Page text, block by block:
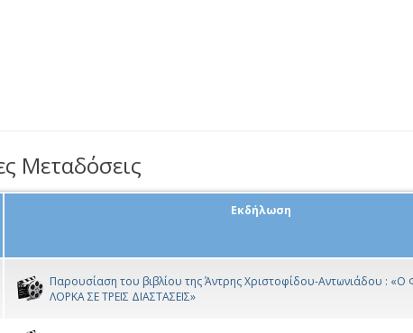
Μεταδόσεις
Εκδήλωση
Παρουσίαση του βιβλίου της Άντρης Χριστοφίδου-Αντωνιάδου : «Ο
ΛΟΡΚΑ ΣΕ ΤΡΕΙΣ ΔΙΑΣΤΑΣΕΙΣ»